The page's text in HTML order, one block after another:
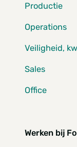
Productie
Operations
Veiligheid,
Sales
Office
Werken bij